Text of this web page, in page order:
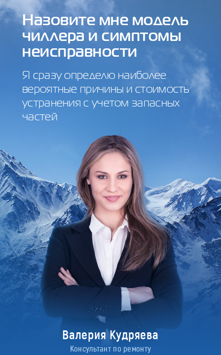
Назовите мне модель
чиллера и симптомы
неисправности
Я сразу определю наиболее
вероятные причины и стоимость
устранения с учетом запасных
частей
Валерия Кудряева
Консультант по ремонту